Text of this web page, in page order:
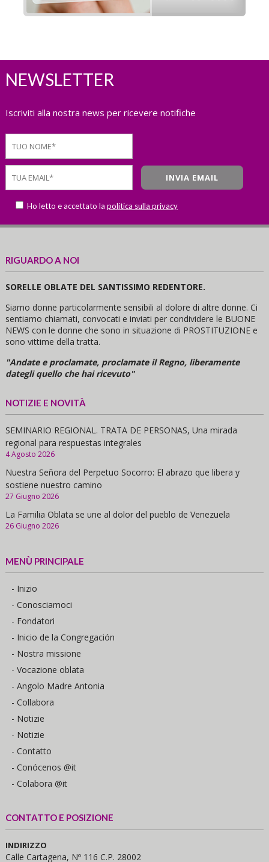
NEWSLETTER
Iscriviti alla nostra news per ricevere notifiche
Ho letto e accettato la politica sulla privacy
RIGUARDO A NOI
SORELLE OBLATE DEL SANTISSIMO REDENTORE.
Siamo donne particolarmente sensibili al dolore di altre donne. Ci
sentiamo chiamati, convocati e inviati per condividere le BUONE
NEWS con le donne che sono in situazione di PROSTITUZIONE e
sono vittime della tratta.
"Andate e proclamate, proclamate il Regno, liberamente
dategli quello che hai ricevuto"
NOTIZIE E NOVITÀ
SEMINARIO REGIONAL. TRATA DE PERSONAS, Una mirada
regional para respuestas integrales
4 Agosto 2026
Nuestra Señora del Perpetuo Socorro: El abrazo que libera y
sostiene nuestro camino
27 Giugno 2026
La Familia Oblata se une al dolor del pueblo de Venezuela
26 Giugno 2026
MENÙ PRINCIPALE
- Inizio
- Conosciamoci
- Fondatori
- Inicio de la Congregación
- Nostra missione
- Vocazione oblata
- Angolo Madre Antonia
- Collabora
- Notizie
- Notizie
- Contatto
- Conócenos @it
- Colabora @it
CONTATTO E POSIZIONE
INDIRIZZO
Calle Cartagena, Nº 116 C.P. 28002